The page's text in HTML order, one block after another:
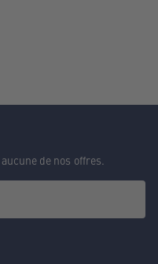
de nos offres.